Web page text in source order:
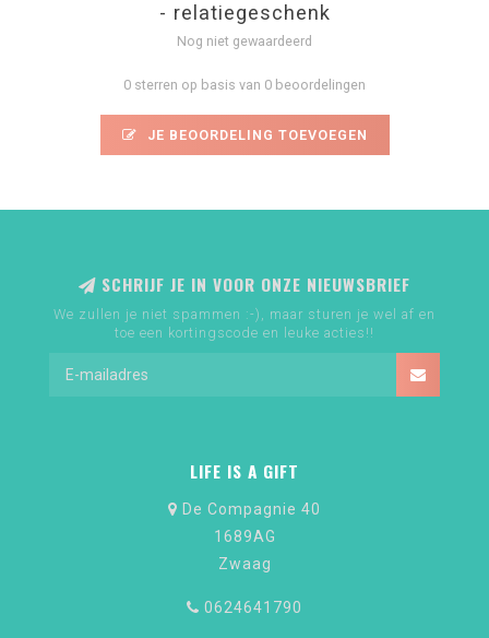
- relatiegeschenk
Nog niet gewaardeerd
0 sterren op basis van 0 beoordelingen
JE BEOORDELING TOEVOEGEN
SCHRIJF JE IN VOOR ONZE NIEUWSBRIEF
We zullen je niet spammen :-), maar sturen je wel af en
toe een kortingscode en leuke acties!!
LIFE IS A GIFT
De Compagnie 40
1689AG
Zwaag
0624641790